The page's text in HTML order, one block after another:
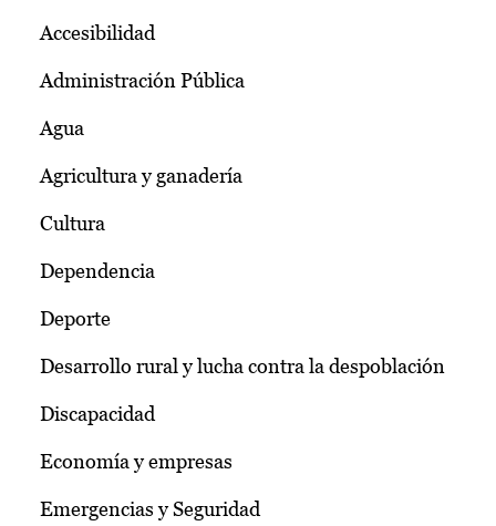
Accesibilidad
Administración Pública
Agua
Agricultura y ganadería
Cultura
Dependencia
Deporte
Desarrollo rural y lucha contra la despoblación
Discapacidad
Economía y empresas
Emergencias y Seguridad